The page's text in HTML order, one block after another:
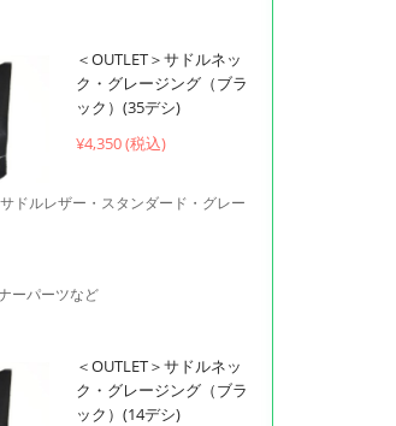
＜OUTLET＞サドルネッ
ク・グレージング（ブラ
ック）(35デシ)
¥4,350 (税込)
ドルレザー・スタンダード・グレー
ーパーツなど
＜OUTLET＞サドルネッ
ク・グレージング（ブラ
ック）(14デシ)